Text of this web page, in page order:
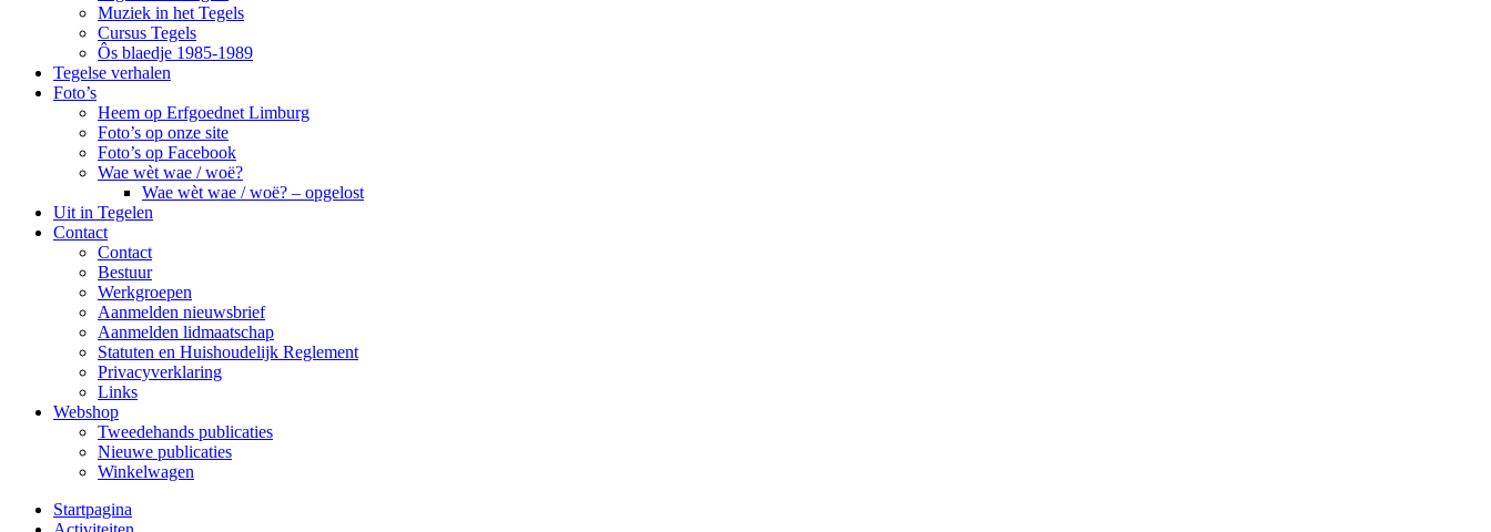
Muziek in het Tegels
Cursus Tegels
Ôs blaedje 1985-1989
Tegelse verhalen
Foto’s
Heem op Erfgoednet Limburg
Foto’s op onze site
Foto’s op Facebook
Wae wèt wae / woë?
Wae wèt wae / woë? – opgelost
Uit in Tegelen
Contact
Contact
Bestuur
Werkgroepen
Aanmelden nieuwsbrief
Aanmelden lidmaatschap
Statuten en Huishoudelijk Reglement
Privacyverklaring
Links
Webshop
Tweedehands publicaties
Nieuwe publicaties
Winkelwagen
Startpagina